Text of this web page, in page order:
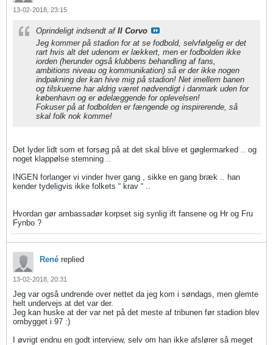
13-02-2018, 23:15
Oprindeligt indsendt af Il Corvo
Jeg kommer på stadion for at se fodbold, selvfølgelig er det
rart hvis alt det udenom er lækkert, men er fodbolden ikke
iorden (herunder også klubbens behandling af fans,
ambitions niveau og kommunikation) så er der ikke nogen
indpakning der kan hive mig på stadion! Net imellem banen
og tilskuerne har aldrig været nødvendigt i danmark uden for
københavn og er ødelæggende for oplevelsen!
Fokuser på at fodbolden er fængende og inspirerende, så
skal folk nok komme!
Det lyder lidt som et forsøg på at det skal blive et gøglermarked .. og
noget klappølse stemning ..
INGEN forlanger vi vinder hver gang , sikke en gang bræk .. han
kender tydeligvis ikke folkets “ krav “ ..
Hvordan gør ambassadør korpset sig synlig ift fansene og Hr og Fru
Fynbo ?
René replied
13-02-2018, 20:31
Jeg var også undrende over nettet da jeg kom i søndags, men glemte
helt undervejs at det var der.
Jeg kan huske at der var net på det meste af tribunen før stadion blev
ombygget i 97 :)
I øvrigt endnu en godt interview, selv om han ikke afslører så meget